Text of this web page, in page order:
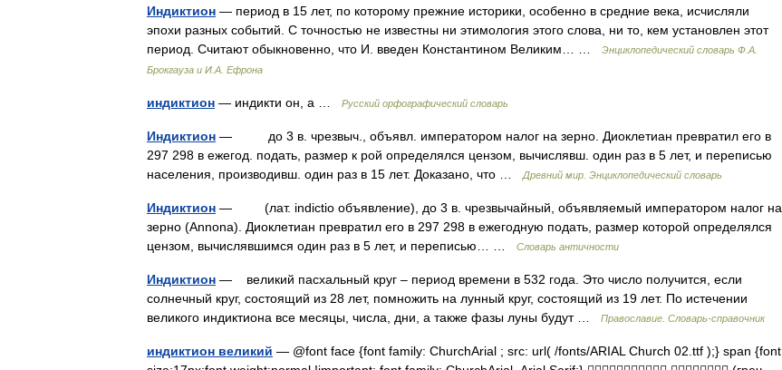
Индиктион — период в 15 лет, по которому прежние историки, особенно в средние века, исчисляли
эпохи разных событий. С точностью не известны ни этимология этого слова, ни то, кем установлен этот
период. Считают обыкновенно, что И. введен Константином Великим… …
Энциклопедический словарь Ф.А.
Брокгауза и И.А. Ефрона
индиктион — индикти он, а … Русский орфографический словарь
Индиктион — до 3 в. чрезвыч., объявл. императором налог на зерно. Диоклетиан превратил его в
297 298 в ежегод. подать, размер к рой определялся цензом, вычислявш. один раз в 5 лет, и переписью
населения, производивш. один раз в 15 лет. Доказано, что …
Древний мир. Энциклопедический словарь
Индиктион — (лат. indictio объявление), до 3 в. чрезвычайный, объявляемый императором налог на
зерно (Annona). Диоклетиан превратил его в 297 298 в ежегодную подать, размер которой определялся
цензом, вычислявшимся один раз в 5 лет, и переписью… …
Словарь античности
Индиктион — великий пасхальный круг – период времени в 532 года. Это число получится, если
солнечный круг, состоящий из 28 лет, помножить на лунный круг, состоящий из 19 лет. По истечении
великого индиктиона все месяцы, числа, дни, а также фазы луны будут …
Православие. Словарь-справочник
индиктион великий — @font face {font family: ChurchArial ; src: url( /fonts/ARIAL Church 02.ttf );} span {font